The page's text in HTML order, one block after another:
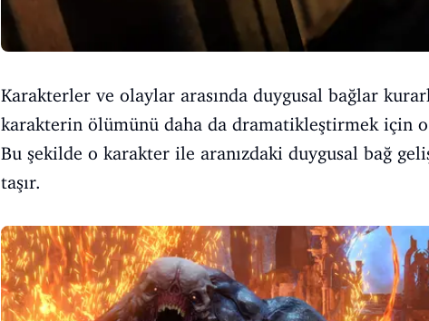
Karakterler ve olaylar arasında duygusal bağlar
karakterin ölümünü daha da dramatikleştirmek için
Bu şekilde o karakter ile aranızdaki duygusal bağ
taşır.